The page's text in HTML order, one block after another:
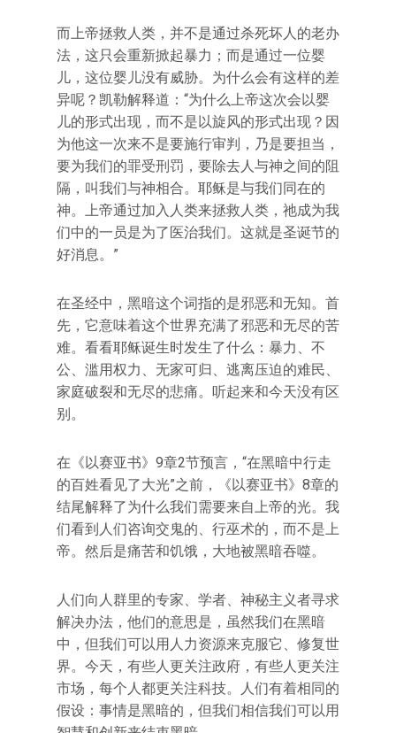
而上帝拯救人类，并不是通过杀死坏人的老办
法，这只会重新掀起暴力；而是通过一位婴
儿，这位婴儿没有威胁。为什么会有这样的差
异呢？凯勒解释道：“为什么上帝这次会以婴
儿的形式出现，而不是以旋风的形式出现？因
为他这一次来不是要施行审判，乃是要担当，
要为我们的罪受刑罚，要除去人与神之间的阻
隔，叫我们与神相合。耶稣是与我们同在的
神。上帝通过加入人类来拯救人类，祂成为我
们中的一员是为了医治我们。这就是圣诞节的
好消息。”
在圣经中，黑暗这个词指的是邪恶和无知。首
先，它意味着这个世界充满了邪恶和无尽的苦
难。看看耶稣诞生时发生了什么：暴力、不
公、滥用权力、无家可归、逃离压迫的难民、
家庭破裂和无尽的悲痛。听起来和今天没有区
别。
在《以赛亚书》9章2节预言，“在黑暗中行走
的百姓看见了大光”之前，《以赛亚书》8章的
结尾解释了为什么我们需要来自上帝的光。我
们看到人们咨询交鬼的、行巫术的，而不是上
帝。然后是痛苦和饥饿，大地被黑暗吞噬。
人们向人群里的专家、学者、神秘主义者寻求
解决办法，他们的意思是，虽然我们在黑暗
中，但我们可以用人力资源来克服它、修复世
界。今天，有些人更关注政府，有些人更关注
市场，每个人都更关注科技。人们有着相同的
假设：事情是黑暗的，但我们相信我们可以用